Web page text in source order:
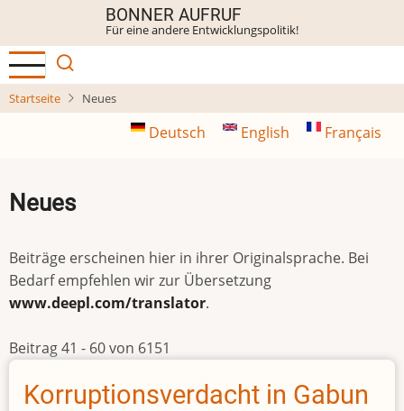
Inhalt
BONNER AUFRUF
Für eine andere Entwicklungspolitik!
Startseite Neues
Deutsch English Français
Neues
Beiträge erscheinen hier in ihrer Originalsprache. Bei
Bedarf empfehlen wir zur Übersetzung
www.deepl.com/translator.
Beitrag 41 - 60 von 6151
Korruptionsverdacht in Gabun